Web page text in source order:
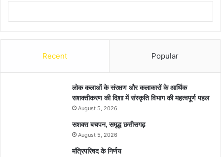
Recent Popular
लोक कलाओं के संरक्षण और कलाकारों के आर्थिक
सशक्तीकरण की दिशा में संस्कृति विभाग की महत्वपूर्ण पहल
August 5, 2026
सशक्त बचपन, समृद्ध छत्तीसगढ़
August 5, 2026
मंत्रिपरिषद के निर्णय